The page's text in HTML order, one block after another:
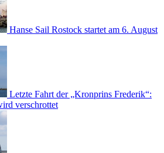
Hanse Sail Rostock startet am 6. August
Letzte Fahrt der „Kronprins Frederik“:
verschrottet